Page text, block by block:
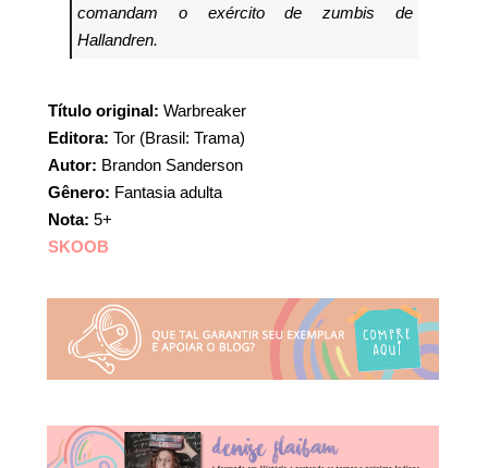
comandam o exército de zumbis de
Hallandren.
Título original: Warbreaker
Editora: Tor (Brasil: Trama)
Autor: Brandon Sanderson
Gênero: Fantasia adulta
Nota: 5+
SKOOB